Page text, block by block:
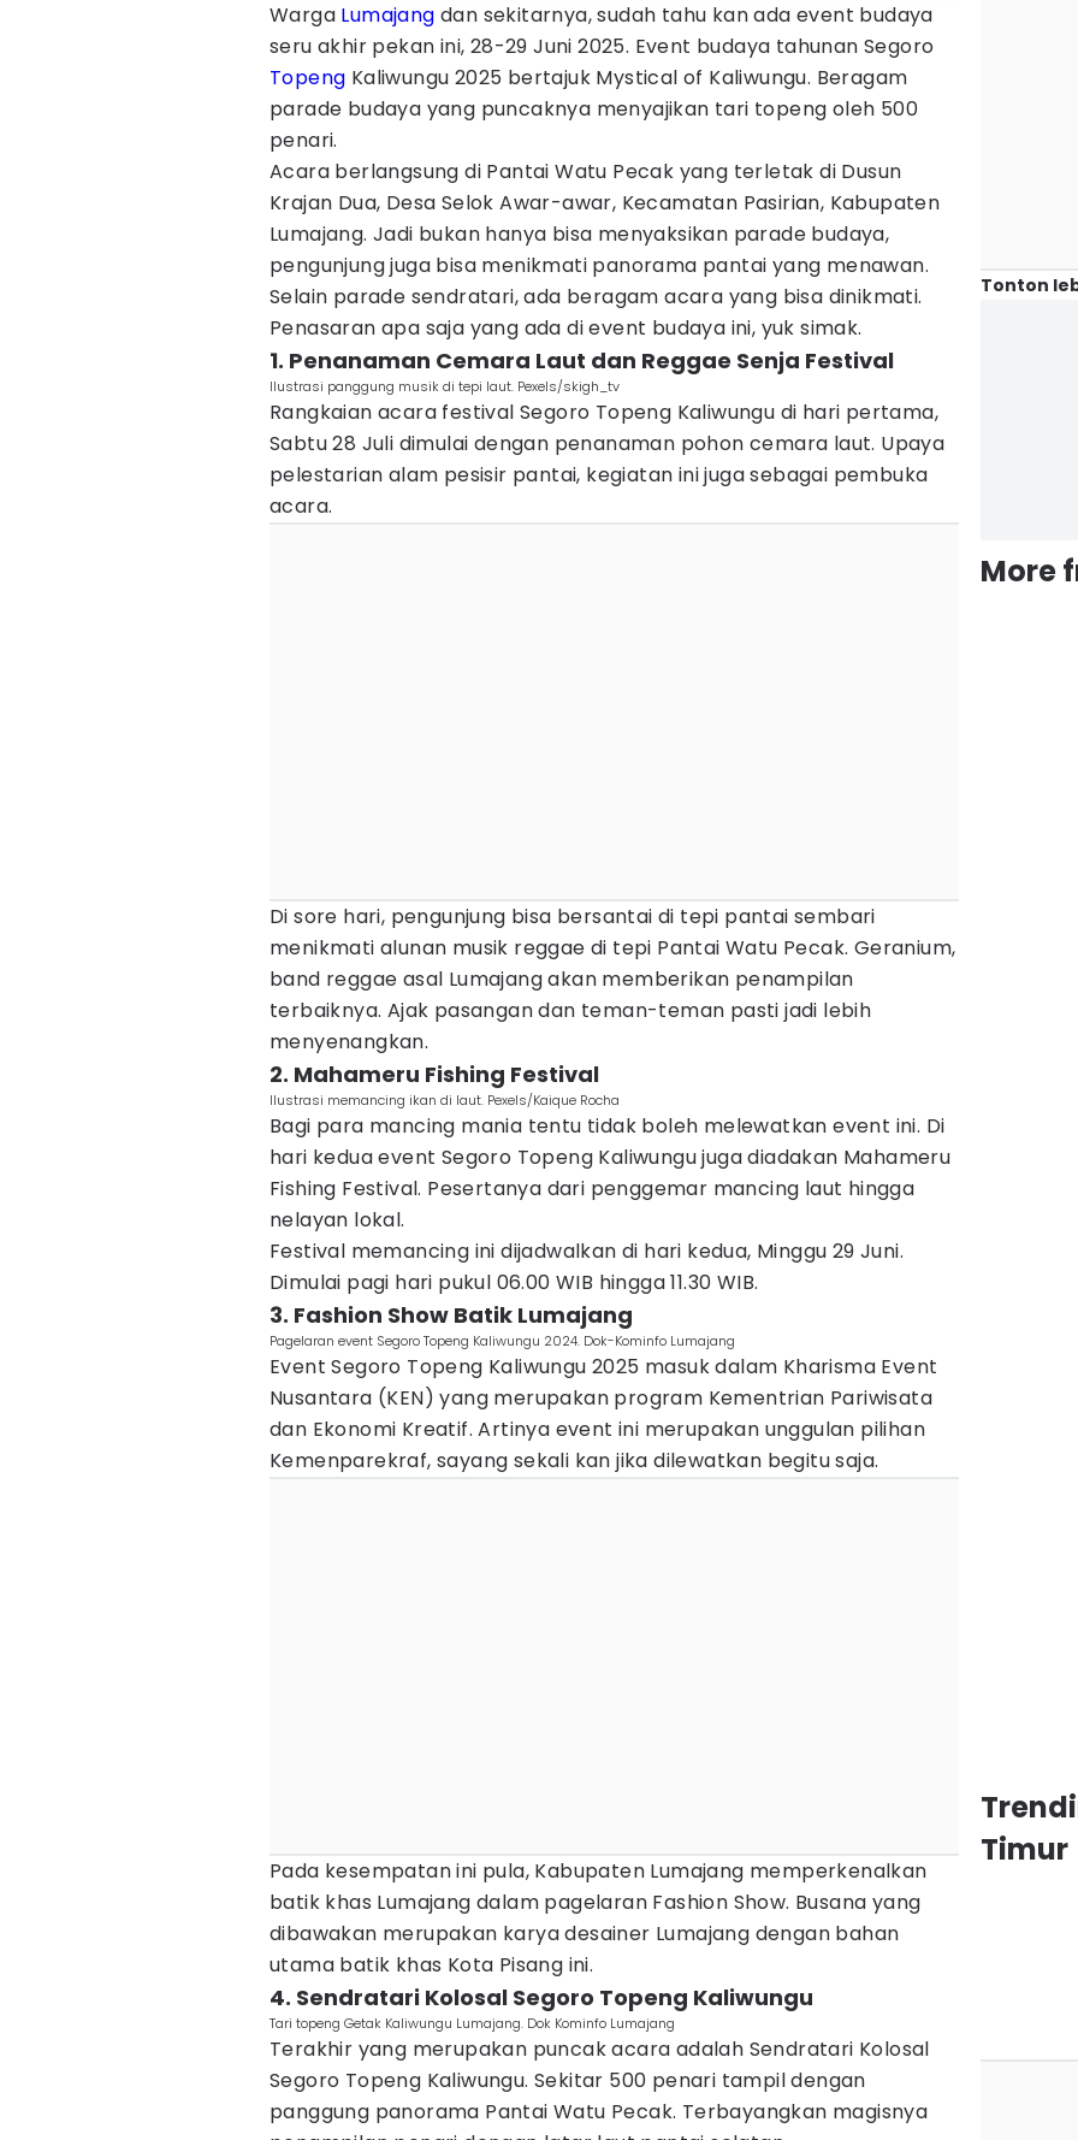
Warga Lumajang dan sekitarnya, sudah tahu kan ada event budaya
seru akhir pekan ini, 28-29 Juni 2025. Event budaya tahunan Segoro
Topeng Kaliwungu 2025 bertajuk Mystical of Kaliwungu. Beragam
parade budaya yang puncaknya menyajikan tari topeng oleh 500
penari.
Acara berlangsung di Pantai Watu Pecak yang terletak di Dusun
Krajan Dua, Desa Selok Awar-awar, Kecamatan Pasirian, Kabupaten
Lumajang. Jadi bukan hanya bisa menyaksikan parade budaya,
pengunjung juga bisa menikmati panorama pantai yang menawan.
Selain parade sendratari, ada beragam acara yang bisa dinikmati.
Penasaran apa saja yang ada di event budaya ini, yuk simak.
1. Penanaman Cemara Laut dan Reggae Senja Festival
Ilustrasi panggung musik di tepi laut. Pexels/skigh_tv
Rangkaian acara festival Segoro Topeng Kaliwungu di hari pertama,
Sabtu 28 Juli dimulai dengan penanaman pohon cemara laut. Upaya
pelestarian alam pesisir pantai, kegiatan ini juga sebagai pembuka
acara.
Di sore hari, pengunjung bisa bersantai di tepi pantai sembari
menikmati alunan musik reggae di tepi Pantai Watu Pecak. Geranium,
band reggae asal Lumajang akan memberikan penampilan
terbaiknya. Ajak pasangan dan teman-teman pasti jadi lebih
menyenangkan.
2. Mahameru Fishing Festival
Ilustrasi memancing ikan di laut. Pexels/Kaique Rocha
Bagi para mancing mania tentu tidak boleh melewatkan event ini. Di
hari kedua event Segoro Topeng Kaliwungu juga diadakan Mahameru
Fishing Festival. Pesertanya dari penggemar mancing laut hingga
nelayan lokal.
Festival memancing ini dijadwalkan di hari kedua, Minggu 29 Juni.
Dimulai pagi hari pukul 06.00 WIB hingga 11.30 WIB.
3. Fashion Show Batik Lumajang
Pagelaran event Segoro Topeng Kaliwungu 2024. Dok-Kominfo Lumajang
Event Segoro Topeng Kaliwungu 2025 masuk dalam Kharisma Event
Nusantara (KEN) yang merupakan program Kementrian Pariwisata
dan Ekonomi Kreatif. Artinya event ini merupakan unggulan pilihan
Kemenparekraf, sayang sekali kan jika dilewatkan begitu saja.
Pada kesempatan ini pula, Kabupaten Lumajang memperkenalkan
batik khas Lumajang dalam pagelaran Fashion Show. Busana yang
dibawakan merupakan karya desainer Lumajang dengan bahan
utama batik khas Kota Pisang ini.
4. Sendratari Kolosal Segoro Topeng Kaliwungu
Tari topeng Getak Kaliwungu Lumajang. Dok Kominfo Lumajang
Terakhir yang merupakan puncak acara adalah Sendratari Kolosal
Segoro Topeng Kaliwungu. Sekitar 500 penari tampil dengan
panggung panorama Pantai Watu Pecak. Terbayangkan magisnya
Tonton
More
Timur